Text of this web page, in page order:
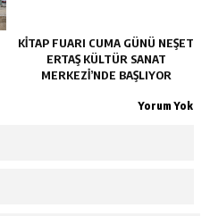
KİTAP FUARI CUMA GÜNÜ NEŞET
ERTAŞ KÜLTÜR SANAT
MERKEZİ’NDE BAŞLIYOR
Yorum Yok